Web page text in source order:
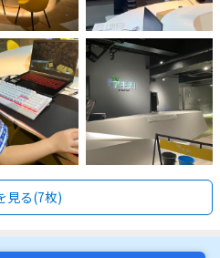
見る(7枚)